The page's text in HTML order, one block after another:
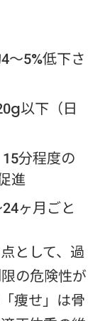
〜5%低下さ
以下（日
15分程度の
進
24ヶ月ごと
として、過
の危険性が
痩せ」は骨